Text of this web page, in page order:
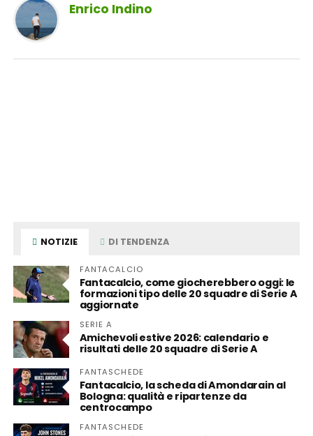
Enrico Indino
NOTIZIE DI TENDENZA
FANTACALCIO
Fantacalcio, come giocherebbero oggi: le
formazioni tipo delle 20 squadre di Serie A
aggiornate
SERIE A
Amichevoli estive 2026: calendario e
risultati delle 20 squadre di Serie A
FANTASCHEDE
Fantacalcio, la scheda di Amondarain al
Bologna: qualità e ripartenze da
centrocampo
FANTASCHEDE